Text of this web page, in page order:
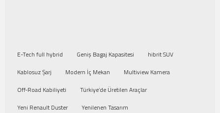
E-Tech full hybrid Geniş Bagaj Kapasitesi
hibrit SUV
Kablosuz Şarj
Modern İç Mekan
Multiview Kamera
Off-Road Kabiliyeti
Türkiye’de Üretilen Araçlar
Yeni Renault Duster
Yenilenen Tasarım